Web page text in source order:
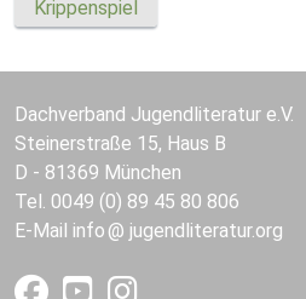
Krippenspiel
Dachverband Jugendliteratur e.V.
Steinerstraße 15, Haus B
D - 81369 München
Tel. 0049 (0) 89 45 80 806
E-Mail info jugendliteratur.org